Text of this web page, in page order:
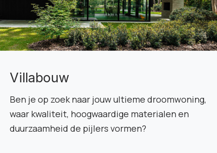
Villabouw
Ben je op zoek naar jouw ultieme droomwoning,
waar kwaliteit, hoogwaardige materialen en
duurzaamheid de pijlers vormen?